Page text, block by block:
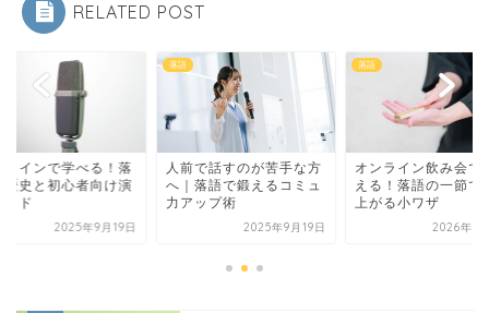
RELATED POST
ラインで学べる！落
歴史と初心者向け演
イド
2025年9月19日
落語
人前で話すのが苦手な方
へ｜落語で鍛えるコミュ
力アップ術
2025年9月19日
落語
オンライン飲み会で
える！落語の一節で
上がる小ワザ
2026年5